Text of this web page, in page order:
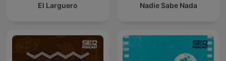
El Larguero Nadie Sabe Nada